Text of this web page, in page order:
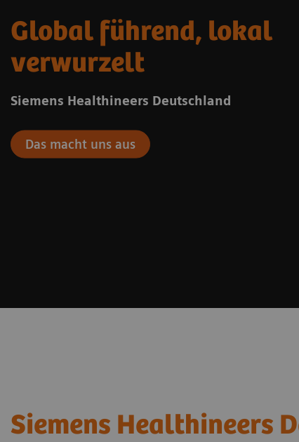
Global führend, lokal
verwurzelt
Siemens Healthineers Deutschland
Das macht uns aus
Siemens Healthineers